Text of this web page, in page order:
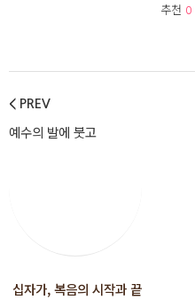
추천 0
< PREV
예수의 발에 붓고
십자가, 복음의 시작과 끝